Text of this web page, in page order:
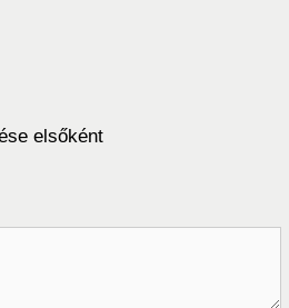
elsőként